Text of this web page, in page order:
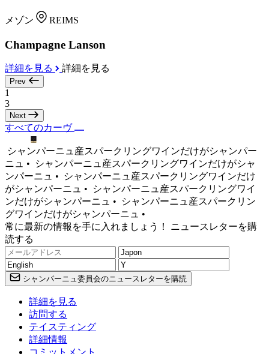
メゾン REIMS
Champagne Lanson
詳細を見る 詳細を見る
Prev
1
3
Next
すべてのカーヴ
シャンパーニュ産スパークリングワインだけがシャンパー
ニュ •
シャンパーニュ産スパークリングワインだけがシャ
ンパーニュ •
シャンパーニュ産スパークリングワインだけ
がシャンパーニュ •
シャンパーニュ産スパークリングワイ
ンだけがシャンパーニュ •
シャンパーニュ産スパークリン
グワインだけがシャンパーニュ •
常に最新の情報を手に入れましょう！ ニュースレターを購
読する
シャンパーニュ委員会のニュースレターを購読
詳細を見る
訪問する
テイスティング
詳細情報